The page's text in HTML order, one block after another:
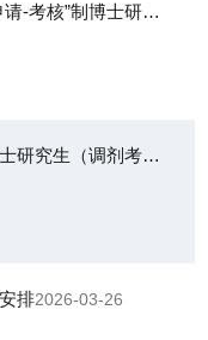
河北工业大学电气工程学院2026年“申请-考核”制博士研究生初试免试名单
河北工业大学电气工程学院2026年硕士研究生（调剂考生）入学复试通知
排2026-03-26